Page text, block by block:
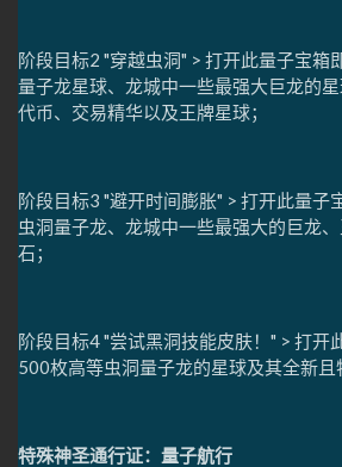
阶段目标2 "穿越虫洞" > 打开此量子宝箱
量子龙星球、龙城中一些最强大巨龙的星
代币、交易精华以及王牌星球；
阶段目标3 "避开时间膨胀" > 打开此量子
虫洞量子龙、龙城中一些最强大的巨龙
石；
阶段目标4 "尝试黑洞技能皮肤！" > 打开
500枚高等虫洞量子龙的星球及其全新且
特殊神圣通行证：量子航行